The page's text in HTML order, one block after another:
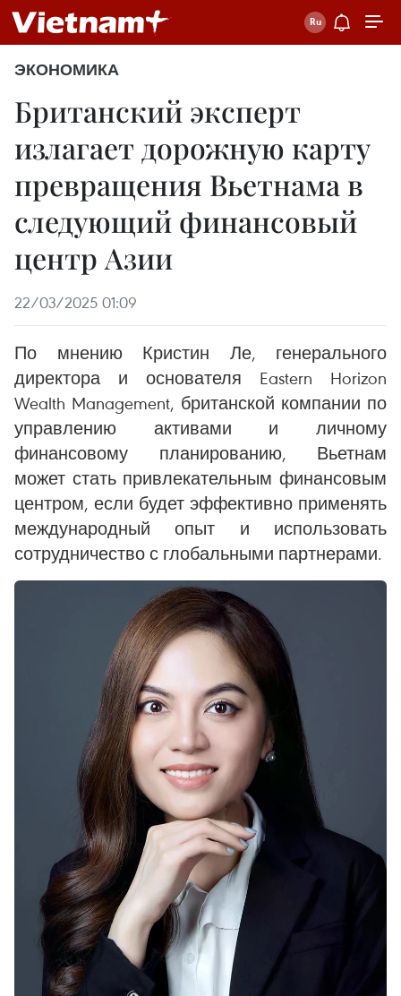
ЭКОНОМИКА
Британский эксперт
излагает дорожную карту
превращения Вьетнама в
следующий финансовый
центр Азии
22/03/2025 01:09
По мнению Кристин Ле, генерального
директора и основателя Eastern Horizon
Wealth Management, британской компании по
управлению активами и личному
финансовому планированию, Вьетнам
может стать привлекательным финансовым
центром, если будет эффективно применять
международный опыт и использовать
сотрудничество с глобальными партнерами.